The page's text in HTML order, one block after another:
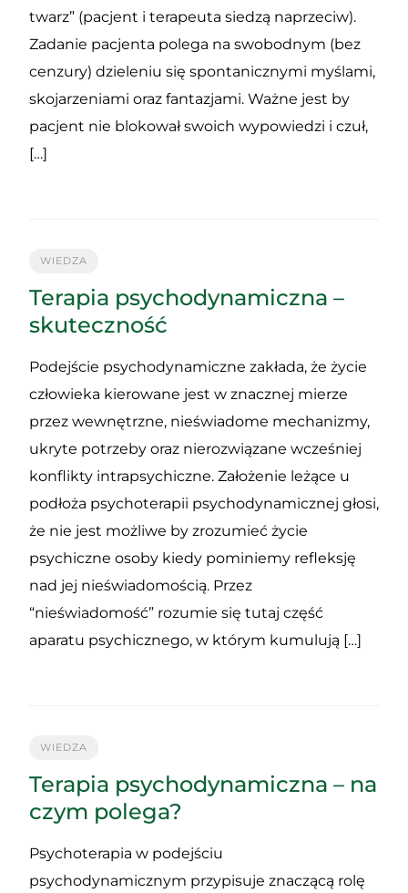
twarz” (pacjent i terapeuta siedzą naprzeciw).
Zadanie pacjenta polega na swobodnym (bez
cenzury) dzieleniu się spontanicznymi myślami,
skojarzeniami oraz fantazjami. Ważne jest by
pacjent nie blokował swoich wypowiedzi i czuł,
[…]
WIEDZA
Terapia psychodynamiczna –
skuteczność
Podejście psychodynamiczne zakłada, że życie
człowieka kierowane jest w znacznej mierze
przez wewnętrzne, nieświadome mechanizmy,
ukryte potrzeby oraz nierozwiązane wcześniej
konflikty intrapsychiczne. Założenie leżące u
podłoża psychoterapii psychodynamicznej głosi,
że nie jest możliwe by zrozumieć życie
psychiczne osoby kiedy pominiemy refleksję
nad jej nieświadomością. Przez
“nieświadomość” rozumie się tutaj część
aparatu psychicznego, w którym kumulują […]
WIEDZA
Terapia psychodynamiczna – na
czym polega?
Psychoterapia w podejściu
psychodynamicznym przypisuje znaczącą rolę